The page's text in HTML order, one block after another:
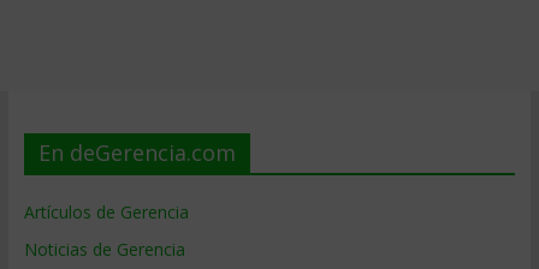
En deGerencia.com
Artículos de Gerencia
Noticias de Gerencia